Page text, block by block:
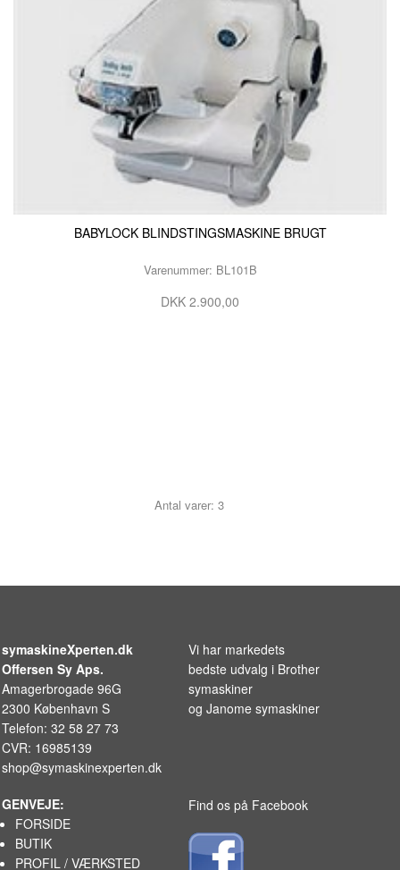
BABYLOCK BLINDSTINGSMASKINE BRUGT
Varenummer: BL101B
DKK 2.900,00
Antal varer: 3
symaskineXperten.dk
Offersen Sy Aps.
Amagerbrogade 96G
2300 København S
Telefon: 32 58 27 73
CVR: 16985139
shop@symaskinexperten.dk
Vi har markedets
bedste udvalg i Brother
symaskiner
og Janome symaskiner
GENVEJE:
FORSIDE
BUTIK
PROFIL / VÆRKSTED
Find os på Facebook